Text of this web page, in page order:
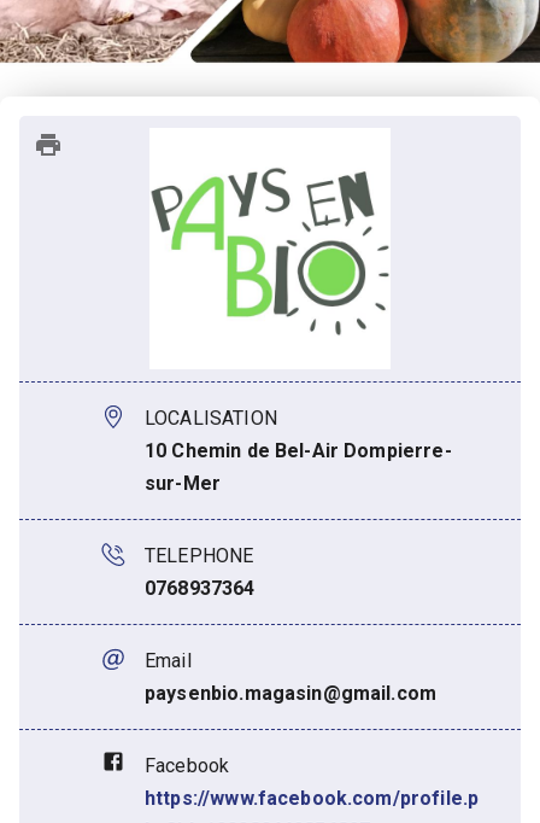
LOCALISATION
10 Chemin de Bel-Air Dompierre-
sur-Mer
TELEPHONE
0768937364
Email
paysenbio.magasin@gmail.com
Facebook
https://www.facebook.com/profile.p